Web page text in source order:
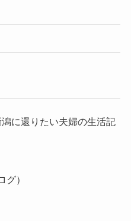
に還りたい夫婦の生活記
）